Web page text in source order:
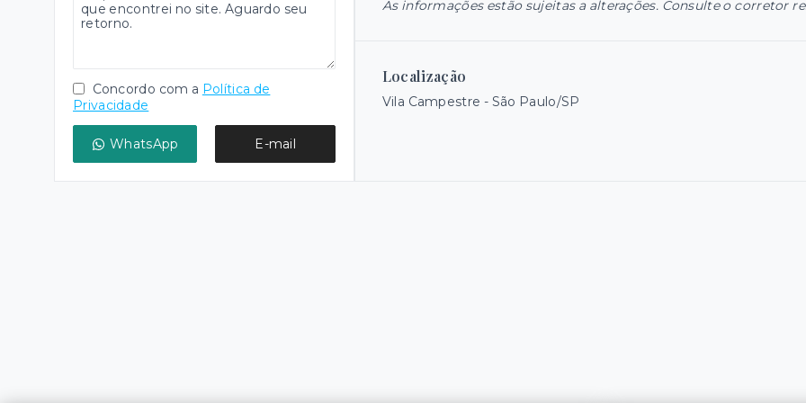
As informações estão sujeitas a alterações. Consulte o corretor
Localização
Vila Campestre - São Paulo/SP
Concordo com a Política de
Privacidade
WhatsApp E-mail